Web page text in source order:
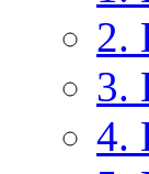
2.
3.
4.